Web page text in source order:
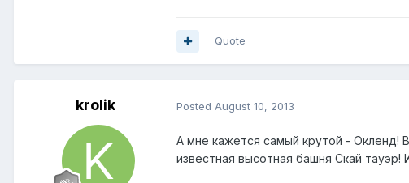
Quote
krolik Posted August 10, 2013
А мне кажется самый крутой - Окленд!
известная высотная башня Скай